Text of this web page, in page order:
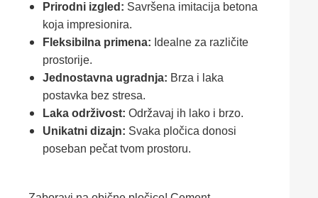
Prirodni izgled: Savršena imitacija betona
koja impresionira.
Fleksibilna primena: Idealne za različite
prostorije.
Jednostavna ugradnja: Brza i laka
postavka bez stresa.
Laka održivost: Održavaj ih lako i brzo.
Unikatni dizajn: Svaka pločica donosi
poseban pečat tvom prostoru.